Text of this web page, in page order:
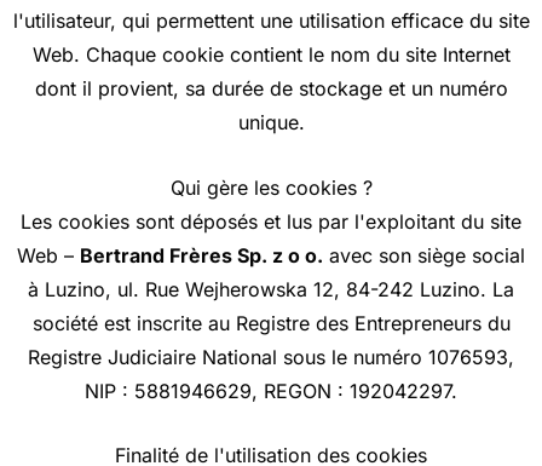
l'utilisateur, qui permettent une utilisation efficace du site
Web. Chaque cookie contient le nom du site Internet
dont il provient, sa durée de stockage et un numéro
unique.
Qui gère les cookies ?
Les cookies sont déposés et lus par l'exploitant du site
Web – Bertrand Frères Sp. z o o. avec son siège social
à Luzino, ul. Rue Wejherowska 12, 84-242 Luzino. La
société est inscrite au Registre des Entrepreneurs du
Registre Judiciaire National sous le numéro 1076593,
NIP : 5881946629, REGON : 192042297.
Finalité de l'utilisation des cookies